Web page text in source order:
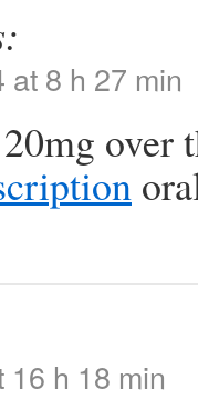
at 8 h 27 min
over
16 h 18 min